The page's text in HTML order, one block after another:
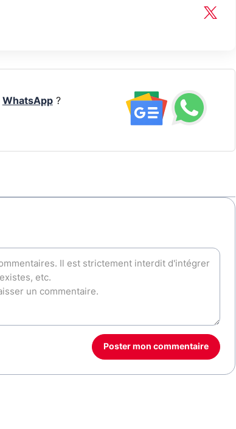
WhatsApp?
Poster mon commentaire